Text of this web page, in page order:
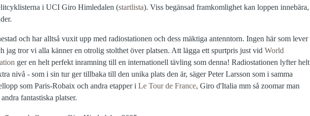
i UCI Giro Himledalen (startlista). Viss begänsad framkomlighet kan loppen innebära,
och har alltså vuxit upp med radiostationen och dess mäktiga antenntorn. Ingen här som lever
jag tror vi alla känner en otrolig stolthet över platsen. Att lägga ett spurtpris just vid World
ger en helt perfekt inramning till en internationell tävling som denna! Radiostationen lyfter helt
nivå - som i sin tur ger tillbaka till den unika plats den är, säger Peter Larsson som i samma
som Paris-Robaix och andra etapper i Le Tour de France, Giro d'Italia mm så zoomar man
fantastiska platser.